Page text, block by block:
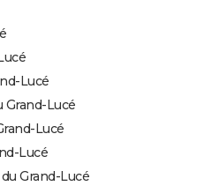
Lucé
Grand-Lucé
Lucé
Lucé
Grand-Lucé